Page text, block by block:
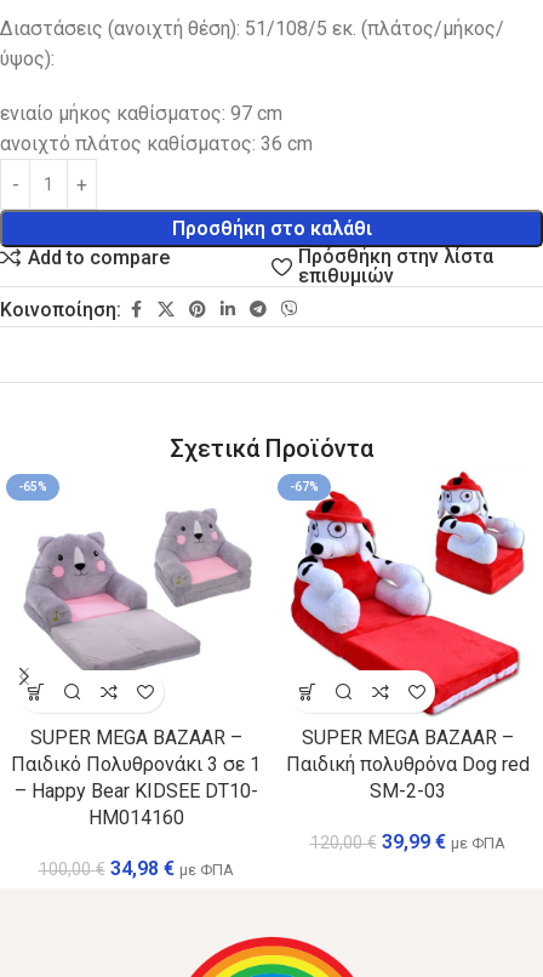
Διαστάσεις (ανοιχτή θέση): 51/108/5 εκ. (πλάτος/μήκος/
ύψος):
ενιαίο μήκος καθίσματος: 97 cm
ανοιχτό πλάτος καθίσματος: 36 cm
Προσθήκη στο καλάθι
Add to compare
Πρόσθήκη στην λίστα
επιθυμιών
Κοινοποίηση:
Σχετικά Προϊόντα
-65%
SUPER MEGA BAZAAR –
Παιδικό Πολυθρονάκι 3 σε 1
– Happy Bear KIDSEE DT10-
HM014160
100,00€ 34,98 € με ΦΠΑ
-67%
SUPER MEGA BAZAAR –
Παιδική πολυθρόνα Dog red
SM-2-03
120,00€ 39,99 € με ΦΠΑ